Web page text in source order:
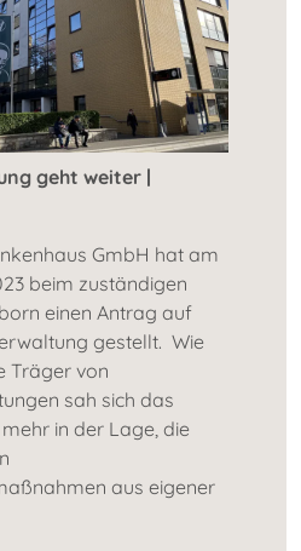
geht weiter |
GmbH hat am
beim zuständigen
einen Antrag auf
gestellt. Wie
Träger von
sah sich das
in der Lage, die
aus eigener